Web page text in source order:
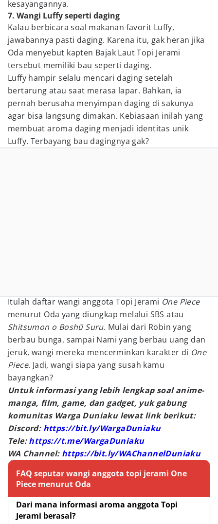
kesayangannya.
7. Wangi Luffy seperti daging
Kalau berbicara soal makanan favorit Luffy,
jawabannya pasti daging. Karena itu, gak heran jika
Oda menyebut kapten Bajak Laut Topi Jerami
tersebut memiliki bau seperti daging.
Luffy hampir selalu mencari daging setelah
bertarung atau saat merasa lapar. Bahkan, ia
pernah berusaha menyimpan daging di sakunya
agar bisa langsung dimakan. Kebiasaan inilah yang
membuat aroma daging menjadi identitas unik
Luffy. Terbayang bau dagingnya gak?
Itulah daftar wangi anggota Topi Jerami One Piece
menurut Oda yang diungkap melalui SBS atau
Shitsumon o Boshū Suru. Mulai dari Robin yang
berbau bunga, sampai Nami yang berbau uang dan
jeruk, wangi mereka mencerminkan karakter di One
Piece. Jadi, wangi siapa yang susah kamu
bayangkan?
Untuk informasi yang lebih lengkap soal anime-
manga, film, game, dan gadget, yuk gabung
komunitas Warga Duniaku lewat link berikut:
Discord: https://bit.ly/WargaDuniaku
Tele:https://t.me/WargaDuniaku
WA Channel: https://bit.ly/WAChannelDuniaku
FAQ seputar wangi anggota topi jerami One
Piece menurut Oda
Dari mana informasi aroma anggota Topi
Jerami berasal?